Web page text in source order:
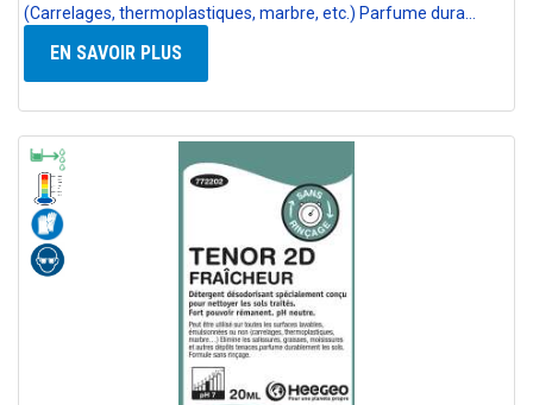
(Carrelages, thermoplastiques, marbre, etc.) Parfume dura…
EN SAVOIR PLUS